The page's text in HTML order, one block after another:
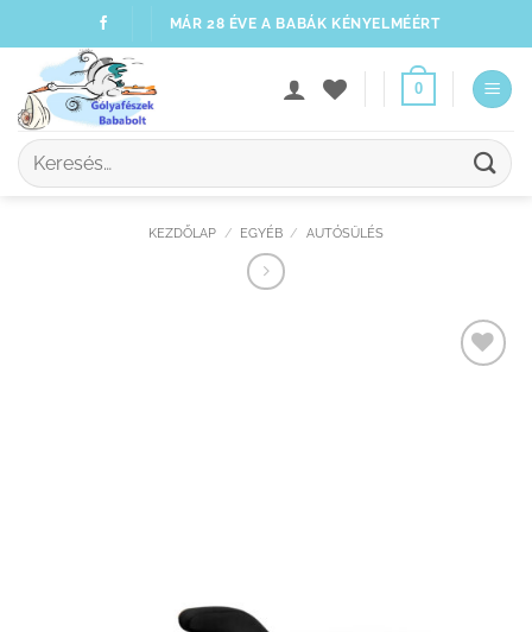
to
content
MÁR 28 ÉVE A BABÁK KÉNYELMÉÉRT
0
Keresés
a
KEZDŐLAP / EGYÉB / AUTÓSÜLÉS